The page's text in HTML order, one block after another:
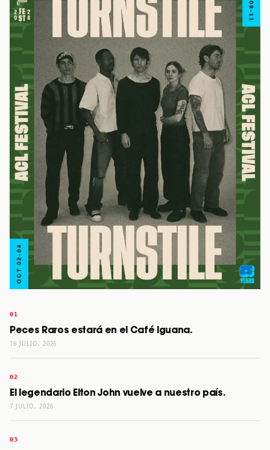
Peces Raros estará en el Café Iguana.
16 JULIO, 2026
El legendario Elton John vuelve a nuestro país.
7 JULIO, 2026